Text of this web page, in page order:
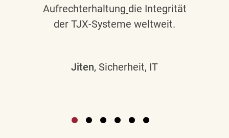
Aufrechterhaltung die Integrität
der TJX-Systeme weltweit.
Jiten, Sicherheit, IT